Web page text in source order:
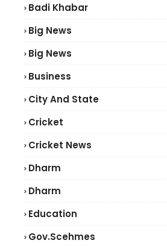
Badi Khabar
Big News
Big News
Business
City And State
Cricket
Cricket News
Dharm
Dharm
Education
Gov.scehmes